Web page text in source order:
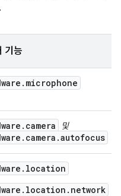
기능
. microphone
. camera 및
. camera .autofocus